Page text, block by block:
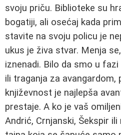
svoju priču. Biblioteke su
bogatiji, ali osećaj kada
stavite na svoju policu je
ukus je živa stvar. Menja
iznenadi. Bilo da smo u
ili traganja za avangardom,
književnost je najlepša
prestaje. A ko je vaš
Andrić, Crnjanski, Šekspir